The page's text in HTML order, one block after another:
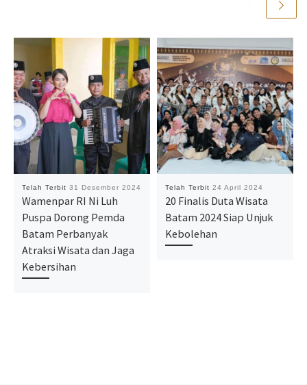
Telah Terbit 31 Desember 2024
Wamenpar RI Ni Luh
Puspa Dorong Pemda
Batam Perbanyak
Atraksi Wisata dan Jaga
Kebersihan
Telah Terbit 24 April 2024
20 Finalis Duta Wisata
Batam 2024 Siap Unjuk
Kebolehan